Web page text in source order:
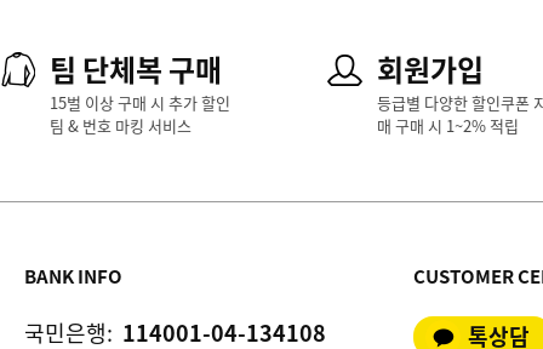
팀 단체복 구매
15벌 이상 구매 시 추가 할인
팀 & 번호 마킹 서비스
회원가입
등급별 다양한 할인쿠폰
매 구매 시 1~2% 적립
BANK INFO
국민은행: 114001-04-134108
CUSTOMER
톡상담